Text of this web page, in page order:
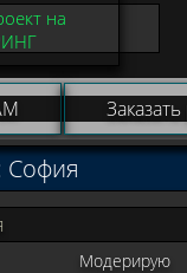
на
София
Модерирую